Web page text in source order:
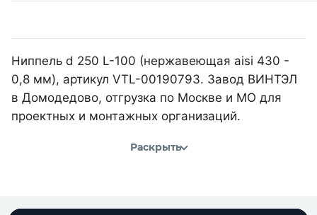
Ниппель d 250 L-100 (нержавеющая aisi 430 -
0,8 мм), артикул VTL-00190793. Завод ВИНТЭЛ
в Домодедово, отгрузка по Москве и МО для
проектных и монтажных организаций.
Раскрыть